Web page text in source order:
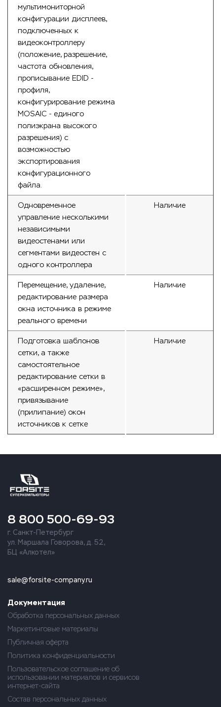
мультимониторной
конфигурации дисплеев,
подключенных к
видеоконтроллеру
(положение, разрешение,
частота обновления,
прописывание EDID -
профиля,
конфигурирование режима
MOSAIC - единого
полиэкрана высокого
разрешения) с
возможностью
экспортирования
конфигурационного
файла.
Одновременное
управление несколькими
независимыми
видеостенами или
сегментами видеостен с
одного контроллера
Наличие
Перемещение, удаление,
редактирование размера
окна источника в режиме
реального времени
Наличие
Подготовка шаблонов
сетки, а также
самостоятельное
редактирование сетки в
«расширенном режиме»,
привязывание
(прилипание) окон
источников к сетке
Наличие
8 800 500-69-93
г. Санкт-Петербург
ул. Маршала Говорова, д. 52,
БЦ «Алкотел»
sale@forsite-company.ru
Документация
Обработка персональных данных
Маркетинговые материалы
Публичная оферта
Политика конфиденциальности
Пользовательское соглашение об
использовании материалов и сервисов
интернет-сайта
Состав персональных данных